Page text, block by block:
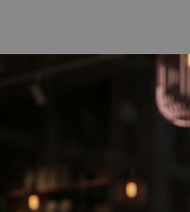
запису, доставка